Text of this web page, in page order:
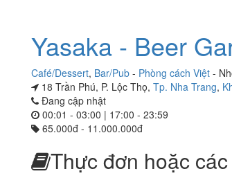
Yasaka - Beer
Café/Dessert, Bar/Pub - Phòng cách Việt -
18 Trần Phú, P. Lộc Thọ, Tp. Nha Trang,
Đang cập nhật
00:01 - 03:00 | 17:00 - 23:59
65.000đ - 11.000.000đ
Thực đơn hoặc